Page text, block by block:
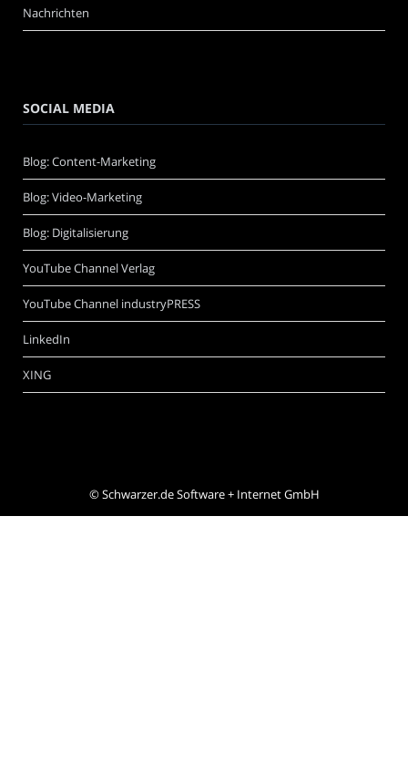
Nachrichten
SOCIAL MEDIA
Blog: Content-Marketing
Blog: Video-Marketing
Blog: Digitalisierung
YouTube Channel Verlag
YouTube Channel industryPRESS
LinkedIn
XING
©Schwarzer.de Software + Internet GmbH